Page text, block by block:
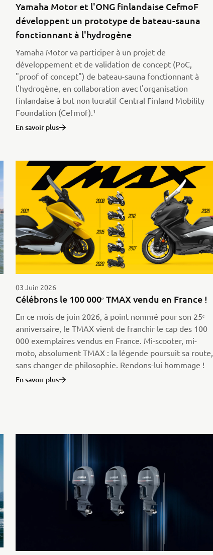
Yamaha Motor et l'ONG finlandaise CefmoF
développent un prototype de bateau-sauna
fonctionnant à l'hydrogène
Yamaha Motor va participer à un projet de
développement et de validation de concept (PoC,
"proof of concept") de bateau-sauna fonctionnant à
l'hydrogène, en collaboration avec l'organisation
finlandaise à but non lucratif Central Finland Mobility
Foundation (Cefmof).¹
En savoir plus
03 Juin 2026
Célébrons le 100 000ᵉ TMAX vendu en France !
En ce mois de juin 2026, à point nommé pour son 25ᵉ
anniversaire, le TMAX vient de franchir le cap des 100
000 exemplaires vendus en France. Mi-scooter, mi-
moto, absolument TMAX : la légende poursuit sa route,
sans changer de philosophie. Rendons-lui hommage !
En savoir plus